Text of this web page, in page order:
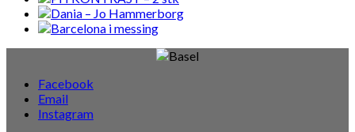
Facebook
Email
Instagram